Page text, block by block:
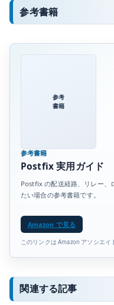
参考書籍
参考
書籍
参考書籍
Postfix 実用ガイド
Postfix の配送経路、リレー、
たい場合の参考書籍です。
Amazon で見る
このリンクは Amazon アソシエイ
関連する記事